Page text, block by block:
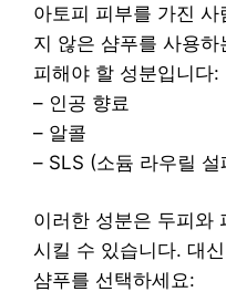
아토피 피부를 가진
지 않은 샴푸를 사용
피해야 할 성분입니다:
– 인공 향료
– 알콜
– SLS (소듐 라우릴 설
이러한 성분은 두피와
시킬 수 있습니다. 대
샴푸를 선택하세요: